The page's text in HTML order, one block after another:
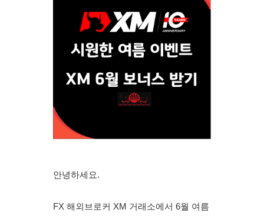
안녕하세요.
FX 해외브로커 XM 거래소에서 6월 여름